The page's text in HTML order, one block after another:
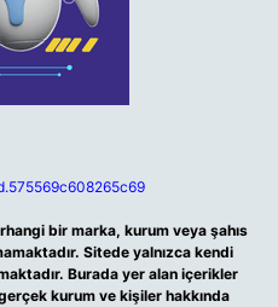
bir marka, kurum veya şahıs
Sitede yalnızca kendi
Burada yer alan içerikler
kurum ve kişiler hakkında